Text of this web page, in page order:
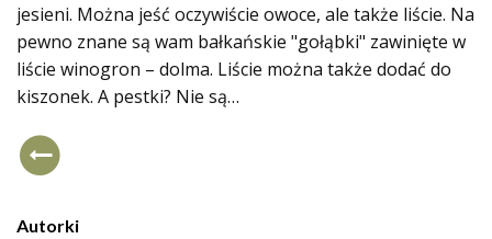
jesieni. Można jeść oczywiście owoce, ale także liście. Na
pewno znane są wam bałkańskie "gołąbki" zawinięte w
liście winogron – dolma. Liście można także dodać do
kiszonek. A pestki? Nie są…
Autorki